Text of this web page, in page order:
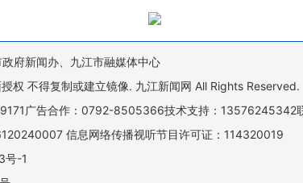
府新闻办、九江市融媒体中心
权 不得复制或建立镜像. 九江新闻网 All Rights Reserved.
广告合作：0792-8505366技术支持：13576245342
信息网络传播视听节目许可证：114320019
号-1